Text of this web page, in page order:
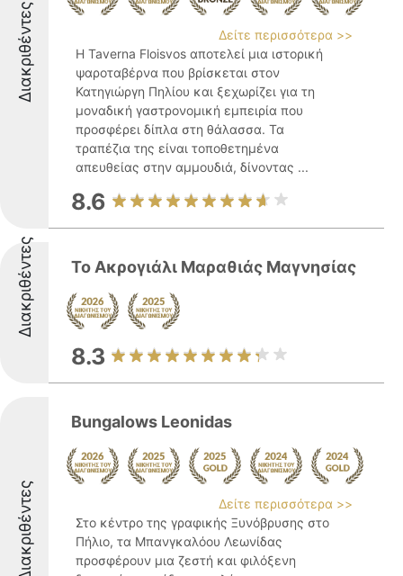
Διακριθέντες
Δείτε περισσότερα >>
Η Taverna Floisvos αποτελεί μια ιστορική
ψαροταβέρνα που βρίσκεται στον
Κατηγιώργη Πηλίου και ξεχωρίζει για τη
μοναδική γαστρονομική εμπειρία που
προσφέρει δίπλα στη θάλασσα. Τα
τραπέζια της είναι τοποθετημένα
απευθείας στην αμμουδιά, δίνοντας ...
8.6
Διακριθέντες Το Ακρογιάλι Μαραθιάς Μαγνησίας
8.3
Διακριθέντες
Bungalows Leonidas
Δείτε περισσότερα >>
Στο κέντρο της γραφικής Ξυνόβρυσης στο
Πήλιο, τα Μπανγκαλόου Λεωνίδας
προσφέρουν μια ζεστή και φιλόξενη